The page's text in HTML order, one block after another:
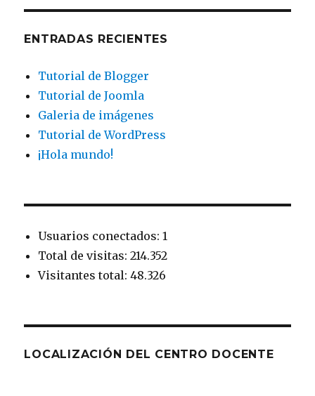
ENTRADAS RECIENTES
Tutorial de Blogger
Tutorial de Joomla
Galeria de imágenes
Tutorial de WordPress
¡Hola mundo!
Usuarios conectados: 1
Total de visitas: 214.352
Visitantes total: 48.326
LOCALIZACIÓN DEL CENTRO DOCENTE